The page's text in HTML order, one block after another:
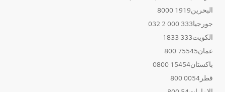
البحرين1919 8000
جورجيا333 000 2 032
الكويت333 1833
عمان75545 800
باكستان15454 0800
قطر0054 800